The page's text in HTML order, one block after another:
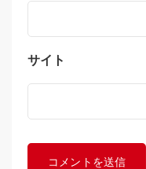
サイト